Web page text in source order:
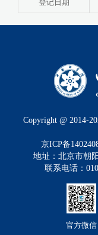
登记日期
Copyright @ 2014-
京ICP备
地址：北京市朝
联系电话：
官方微信